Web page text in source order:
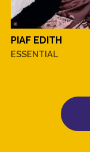
PIAF EDITH
ESSENTIAL